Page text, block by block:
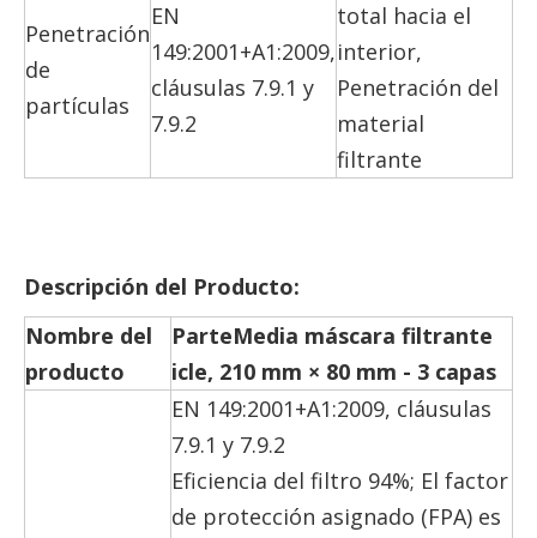
Penetración
de
partículas
EN
149:2001+A1:2009,
cláusulas 7.9.1 y
7.9.2
total hacia el
interior,
Penetración del
material
filtrante
Descripción del Producto:
Nombre del
producto
ParteMedia máscara filtrante
icle, 210 mm × 80 mm - 3 capas
EN 149:2001+A1:2009, cláusulas
7.9.1 y 7.9.2
Eficiencia del filtro 94%; El factor
de protección asignado (FPA) es